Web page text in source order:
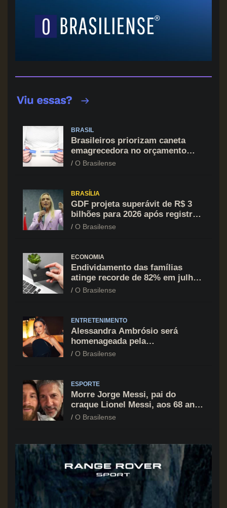
BRASIL
Brasileiros priorizam caneta
emagrecedora no orçamento
mesmo em situação de aperto
O Brasilense
BRASÍLIA
GDF projeta superávit de R$ 3
bilhões para 2026 após registrar
recuo no déficit
O Brasilense
ECONOMIA
Endividamento das famílias
atinge recorde de 82% em julho;
cartão de crédito segue como
O Brasilense
ENTRETENIMENTO
Alessandra Ambrósio será
homenageada pela
BrazilFoundation no New York
O Brasilense
ESPORTE
Morre Jorge Messi, pai do
craque Lionel Messi, aos 68 anos
na Argentina
O Brasilense